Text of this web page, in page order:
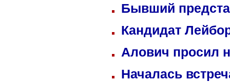
Бывший
Кандидат
Алович просил
Началась